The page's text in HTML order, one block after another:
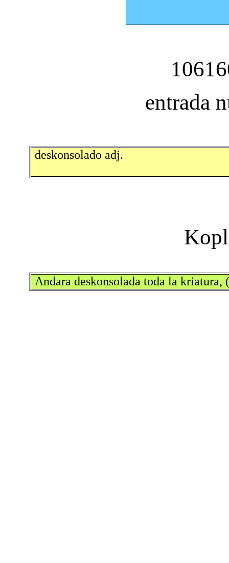
entrada
deskonsolado adj.
Andara deskonsolada toda la kriatura,